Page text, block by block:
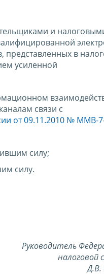
и
представленных в
усиленной
связи с
от 09.11.2010 № ММВ-
силу;
силу.
Руководитель
налоговой
Д.В.